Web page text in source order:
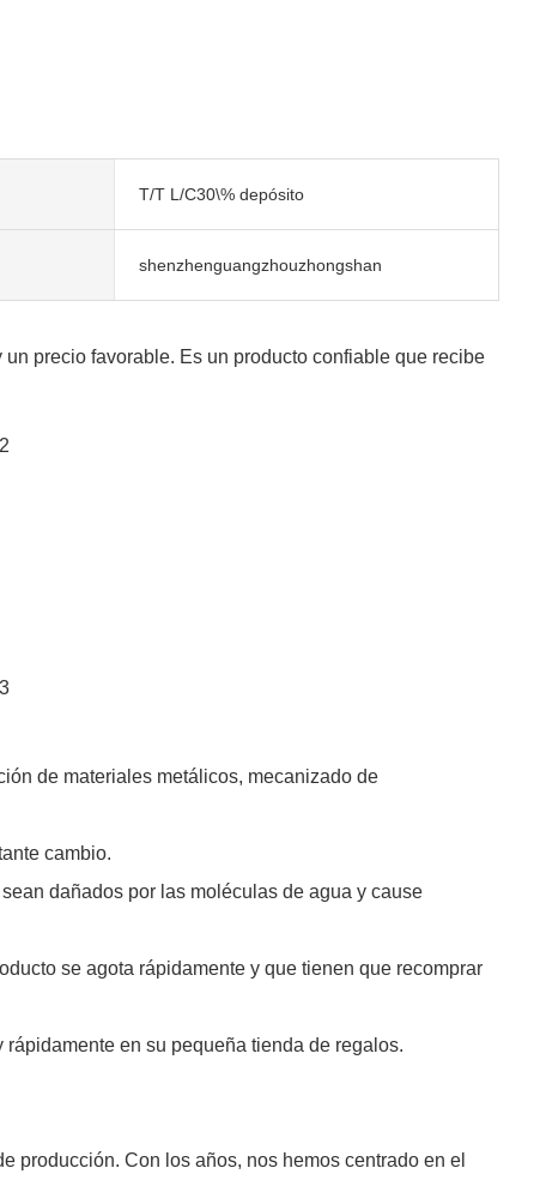
T/T L/C30\% depósito
shenzhenguangzhouzhongshan
precio favorable. Es un producto confiable que recibe
de materiales metálicos, mecanizado de
cambio.
dañados por las moléculas de agua y cause
se agota rápidamente y que tienen que recomprar
en su pequeña tienda de regalos.
producción. Con los años, nos hemos centrado en el